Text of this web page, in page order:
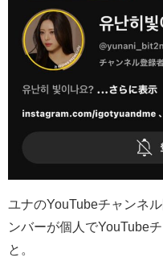
ユナのYouTubeチャンネ
ンバーが個人でYouTube
と。